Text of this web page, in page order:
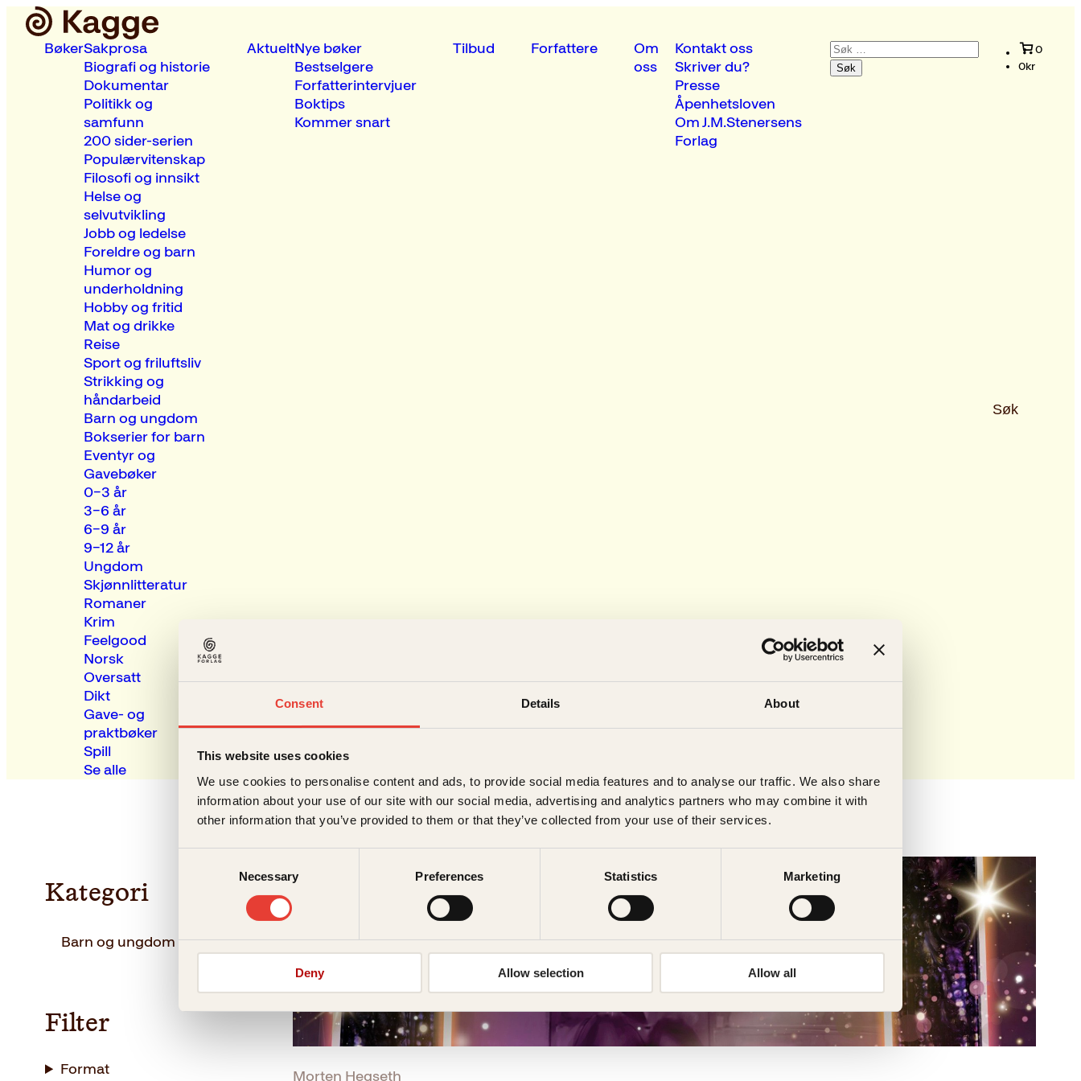
Consent Details About
This website uses cookies
We use cookies to personalise content and ads, to provide social media features and to analyse our traffic. We also share
information about your use of our site with our social media, advertising and analytics partners who may combine it with
other information that you’ve provided to them or that they’ve collected from your use of their services.
Necessary Preferences Statistics Marketing
Deny Allow selection Allow all
BøkerSakprosa
Biografi og historie
Dokumentar
Politikk og
samfunn
200 sider-serien
Populærvitenskap
Filosofi og innsikt
Helse og
selvutvikling
Jobb og ledelse
Foreldre og barn
Humor og
underholdning
Hobby og fritid
Mat og drikke
Reise
Sport og friluftsliv
Strikking og
håndarbeid
Barn og ungdom
Bokserier for barn
Eventyr og
Gavebøker
0–3 år
3–6 år
6–9 år
9–12 år
Ungdom
Skjønnlitteratur
Romaner
Krim
Feelgood
Norsk
Oversatt
Dikt
Gave- og
praktbøker
Spill
Se alle
AktueltNye bøker
Bestselgere
Forfatterintervjuer
Boktips
Kommer snart
Tilbud Forfattere
Om
oss
Kontakt oss
Skriver du?
Presse
Åpenhetsloven
Om J.M.Stenersens
Forlag
Søk
etter:
Søk
0
0kr
Kategori
Barn og ungdom (1)
Filter
Format
Morten Hegseth